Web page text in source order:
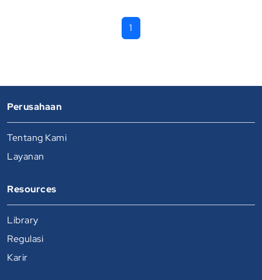
1
Perusahaan
Tentang Kami
Layanan
Resources
Library
Regulasi
Karir